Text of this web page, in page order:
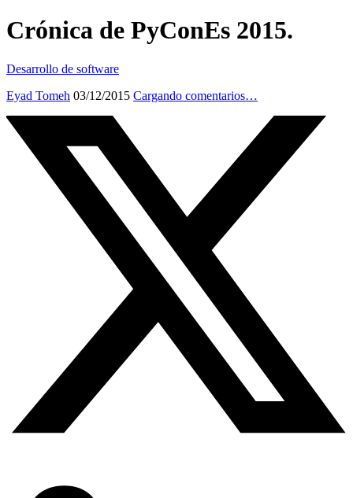
Crónica de PyConEs 2015.
Desarrollo de software
Eyad Tomeh 03/12/2015 Cargando comentarios…